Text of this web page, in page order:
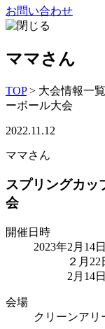
お問い合わせ
ママさん
TOP > 大会情報一覧
ーボール大会
2022.11.12
ママさん
スプリングカ
会
開催日時
2023年2月14
２月22日
2月14日(
会場
クリーンアリ